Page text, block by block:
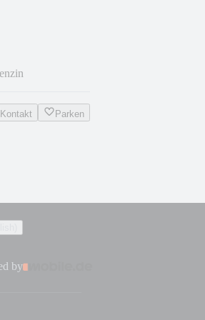
Kontakt Parken
by